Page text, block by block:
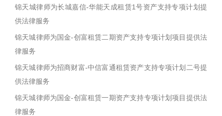
锦天城律师为长城嘉信-华能天成租赁1号资产支持专项计划提
供法律服务
锦天城律师为国金-创富租赁二期资产支持专项计划项目提供法
律服务
锦天城律师为招商财富-中信富通租赁资产支持专项计划二号提
供法律服务
锦天城律师为国金-创富租赁一期资产支持专项计划项目提供法
律服务